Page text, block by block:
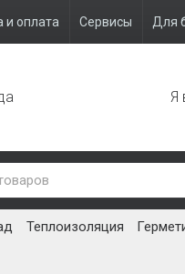
и оплата Сервисы Для
Я
Теплоизоляция